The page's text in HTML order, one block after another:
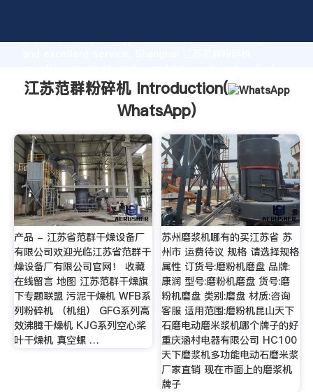
production capability, advanced research strength
customers.
江苏范群粉碎机 Introduction(
WhatsApp)
产品 - 江苏省范群干燥设备厂
有限公司欢迎光临江苏省范群干
燥设备厂有限公司官网！ 收藏
在线留言 地图 江苏范群干燥旗
下专题联盟 污泥干燥机 WFB系
列粉碎机 （机组） GFG系列高
效沸腾干燥机 KJG系列空心桨
叶干燥机 真空螺 …
苏州磨浆机哪有的买江苏省 苏
州市 运费待议 规格 请选择规格
属性 订货号:磨粉机磨盘 品牌:
康润 型号:磨粉机磨盘 货号:磨
粉机磨盘 类别:磨盘 材质:咨询
客服 适用范围:磨粉机昆山天下
石磨电动磨米浆机哪个牌子的好
重庆涵村电器有限公司 HC100
天下磨浆机多功能电动石磨米浆
厂家直销 现在市面上的磨浆机
牌子